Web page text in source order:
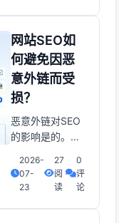
会，提高使用感
受，降低跳出
率，从而为公司
带来更高的投资
回报率。SEO究
竟为何物？网站
如雨后春笋般涌
信息中让自家网
站脱颖而出，成
网站SEO如
何避免因恶
意外链而受
损？
恶意外链对SEO
的影响是的。这
同探讨SEO调整
之道。SEO调整
2026-
07-
23
27
阅
读
0
评
论